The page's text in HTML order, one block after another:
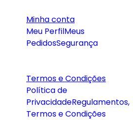
Minha conta
Meu PerfilMeus
PedidosSegurança
Termos e Condições
Política de
PrivacidadeRegulamentos,
Termos e Condições